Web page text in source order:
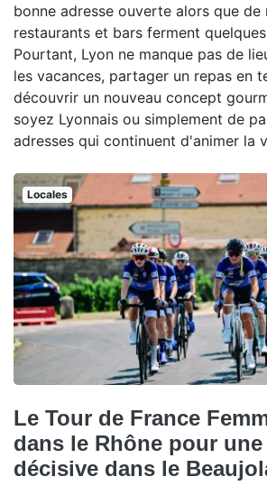
bonne adresse ouverte alors que de
restaurants et bars ferment
Pourtant, Lyon ne manque pas de
les vacances, partager un repas en
découvrir un nouveau concept
soyez Lyonnais ou simplement de
adresses qui continuent d'animer la
Locales
Le Tour de France
dans le Rhône pour une
décisive dans le